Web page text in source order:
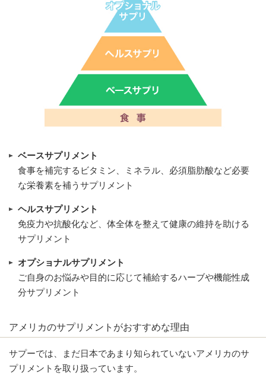
ベースサプリメント
食事を補完するビタミン、ミネラル、必須脂肪酸など必要
な栄養素を補うサプリメント
ヘルスサプリメント
免疫力や抗酸化など、体全体を整えて健康の維持を助ける
サプリメント
オプショナルサプリメント
ご自身のお悩みや目的に応じて補給するハーブや機能性成
分サプリメント
アメリカのサプリメントがおすすめな理由
サプーでは、まだ日本であまり知られていないアメリカのサ
プリメントを取り扱っています。